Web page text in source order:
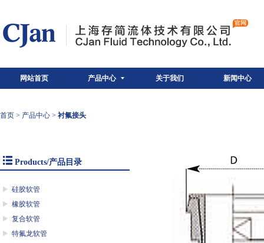
网站首页 产品中心 关于我们 新闻中心
首页 > 产品中心 > 衬氟接头
Products/产品目录
硅胶软管
橡胶软管
复合软管
特氟龙软管